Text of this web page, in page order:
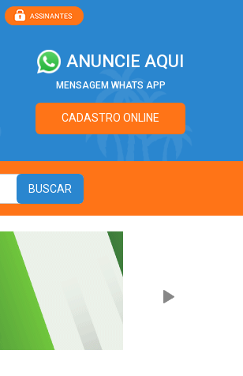
ANUNCIE AQUI
MENSAGEM WHATS APP
CADASTRO ONLINE